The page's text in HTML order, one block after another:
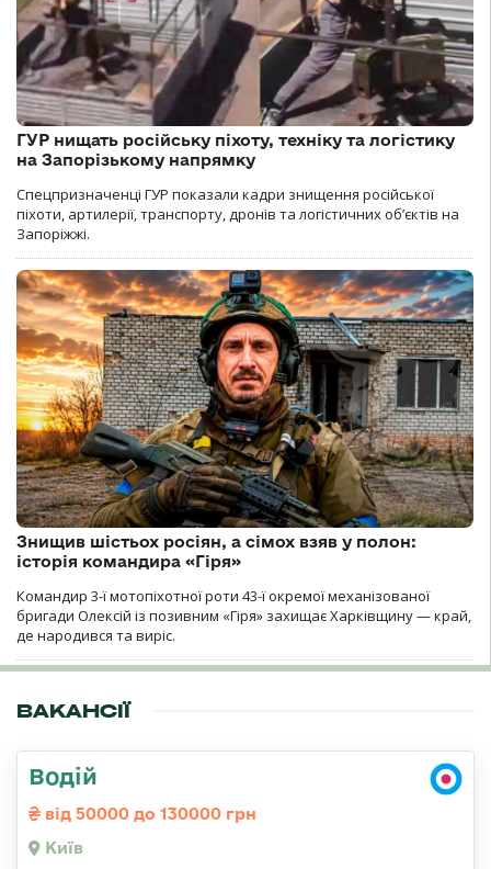
ГУР нищать російську піхоту, техніку та логістику
на Запорізькому напрямку
Спецпризначенці ГУР показали кадри знищення російської
піхоти, артилерії, транспорту, дронів та логістичних об’єктів на
Запоріжжі.
Знищив шістьох росіян, а сімох взяв у полон:
історія командира «Гіря»
Командир 3-ї мотопіхотної роти 43-ї окремої механізованої
бригади Олексій із позивним «Гіря» захищає Харківщину — край,
де народився та виріс.
ВАКАНСІЇ
Водій
від 50000 до 130000 грн
Київ